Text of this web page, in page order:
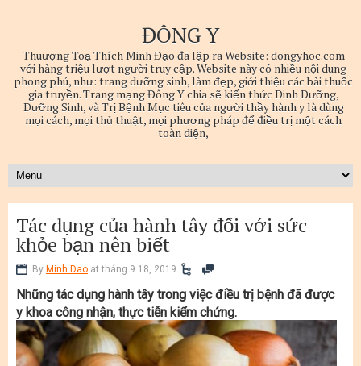
ĐÔNG Y
Thuượng Toạ Thích Minh Đạo đã lập ra Website: dongyhoc.com
với hàng triệu lượt người truy cập. Website này có nhiều nội dung
phong phú, như: trang dưỡng sinh, làm đẹp, giới thiệu các bài thuốc
gia truyền. Trang mạng Đông Y chia sẽ kiến thức Dinh Dưỡng,
Dưỡng Sinh, và Trị Bệnh Mục tiêu của người thầy hành y là dùng
mọi cách, mọi thủ thuật, mọi phương pháp để điều trị một cách
toàn diện,
Tác dụng của hành tây đối với sức
khỏe bạn nên biết
By Minh Dao at tháng 9 18, 2019
Những tác dụng hành tây trong việc điều trị bệnh đã được
y khoa công nhận, thực tiễn kiểm chứng.